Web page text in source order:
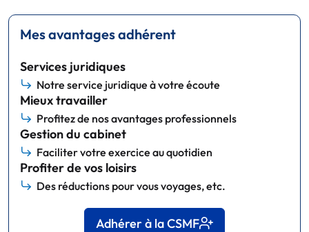
Mes avantages adhérent
Services juridiques
Notre service juridique à votre écoute
Mieux travailler
Profitez de nos avantages professionnels
Gestion du cabinet
Faciliter votre exercice au quotidien
Profiter de vos loisirs
Des réductions pour vous voyages, etc.
Adhérer à la CSMF